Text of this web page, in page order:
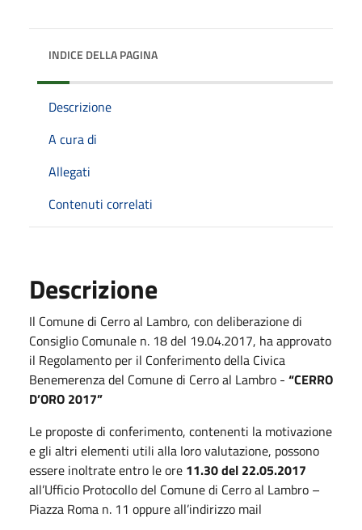
INDICE DELLA PAGINA
Descrizione
A cura di
Allegati
Contenuti correlati
Descrizione
Il Comune di Cerro al Lambro, con deliberazione di
Consiglio Comunale n. 18 del 19.04.2017, ha approvato
il Regolamento per il Conferimento della Civica
Benemerenza del Comune di Cerro al Lambro - “CERRO
D’ORO 2017”
Le proposte di conferimento, contenenti la motivazione
e gli altri elementi utili alla loro valutazione, possono
essere inoltrate entro le ore 11.30 del 22.05.2017
all’Ufficio Protocollo del Comune di Cerro al Lambro –
Piazza Roma n. 11 oppure all’indirizzo mail